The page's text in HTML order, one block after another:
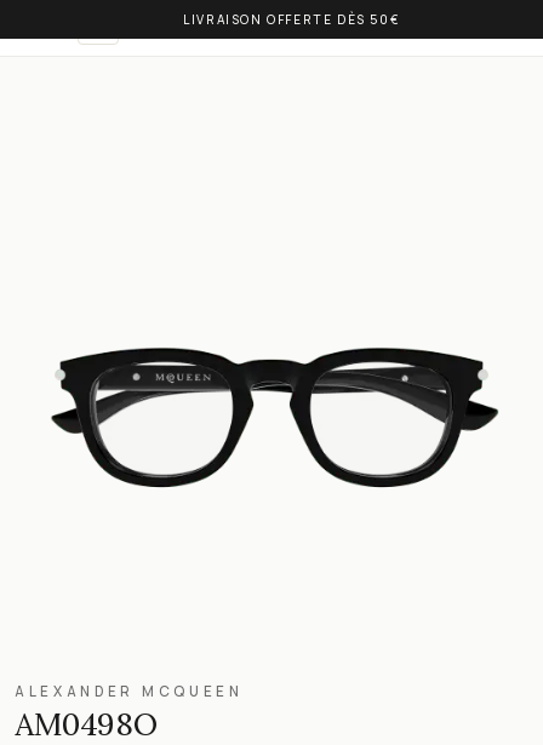
LIVRAISON OFFERTE DÈS 50€
OLIVIA BALM
ALEXANDER MCQUEEN
AM0498O